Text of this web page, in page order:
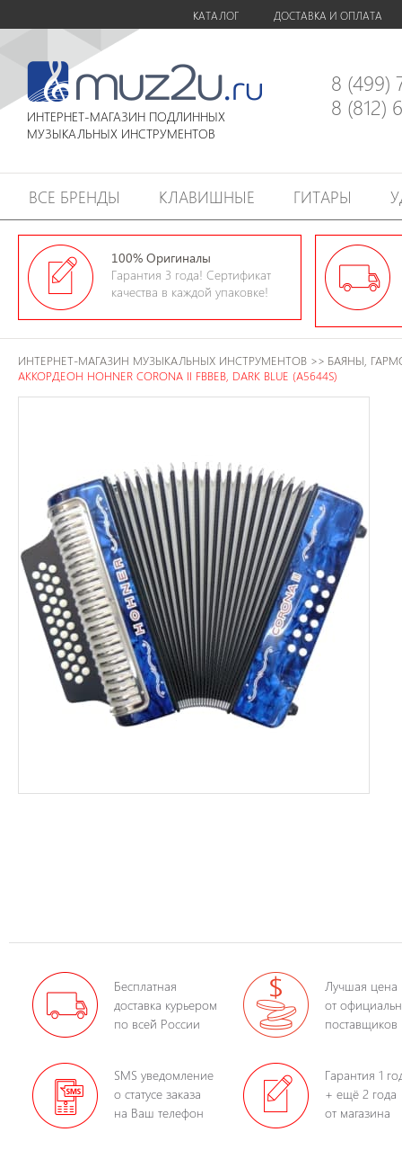
КАТАЛОГ ДОСТАВКА И ОПЛАТА
ИНТЕРНЕТ-МАГАЗИН ПОДЛИННЫХ
МУЗЫКАЛЬНЫХ ИНСТРУМЕНТОВ
8 (499)
8 (812)
ВСЕ БРЕНДЫ КЛАВИШНЫЕ ГИТАРЫ
100% Оригиналы
Гарантия 3 года! Сертификат
качества в каждой упаковке!
ИНТЕРНЕТ-МАГАЗИН МУЗЫКАЛЬНЫХ ИНСТРУМЕНТОВ >> БАЯНЫ,
АККОРДЕОН HOHNER CORONA II FBBEB, DARK BLUE (A5644S)
Бесплатная
доставка курьером
по всей России
Лучшая цена
от
поставщиков
SMS уведомление
о статусе заказа
на Ваш телефон
Гарантия 1
+ ещё 2 года
от магазина